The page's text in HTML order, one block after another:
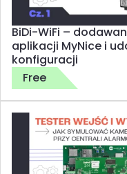
BiDi-WiFi –
aplikacji MyNice i
konfiguracji
Free